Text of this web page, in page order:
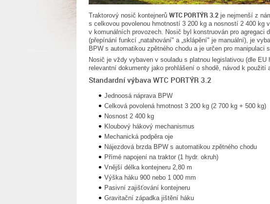
Traktorový nosič kontejnerů WTC PORTÝR 3.2 je nejmenší z
s celkovou povolenou hmotností 3 200 kg a nosností 2 400 kg
v komunálních provozech. Nosič byl konstruován pro agregaci
(přepínání funkcí „natahování" a „sklápění" je manuální), je
BPW s automatikou zpětného chodu a je určen pro manipulaci
Nosič je vždy vybaven v souladu s platnou legislativou (dle
relevantní dokumenty jako prohlášení o shodě, návod k použití
Standardní výbava WTC PORTÝR 3.2
Jednoosá náprava BPW
Celková povolená hmotnost 3 200 kg (2 700 kg + 500 kg)
Nosnost 2 400 kg
Kloubový hákový mechanismus
Mechanická podpěra oje
Nájezdová brzda BPW s automatikou zpětného chodu
Přímé napojení na traktor (1 hydr. okruh)
Vnější délka kontejneru 2,80 m
Výška háku 900 nebo 1 000 mm
Pasivní zajišťování kontejneru
Gravitační západka jištění háku